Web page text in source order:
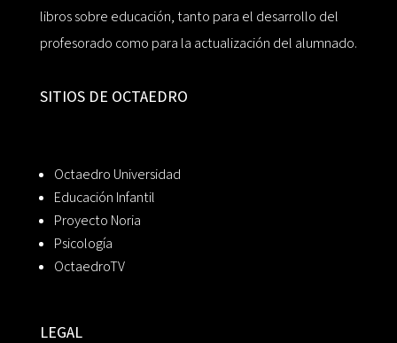
libros sobre educación, tanto para el desarrollo del
profesorado como para la actualización del alumnado.
SITIOS DE OCTAEDRO
Octaedro Universidad
Educación Infantil
Proyecto Noria
Psicología
OctaedroTV
LEGAL